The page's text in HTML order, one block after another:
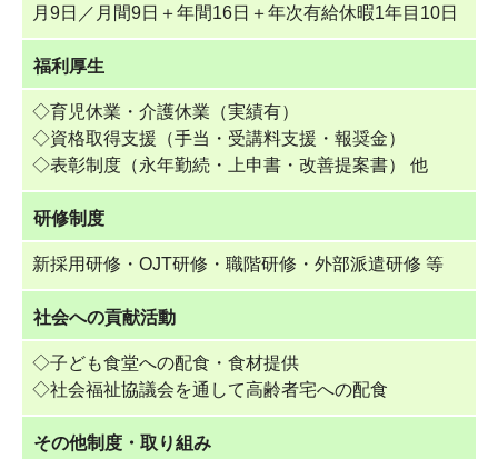
月9日／月間9日＋年間16日＋年次有給休暇1年目10日
福利厚生
◇育児休業・介護休業（実績有）
◇資格取得支援（手当・受講料支援・報奨金）
◇表彰制度（永年勤続・上申書・改善提案書） 他
研修制度
新採用研修・OJT研修・職階研修・外部派遣研修 等
社会への貢献活動
◇子ども食堂への配食・食材提供
◇社会福祉協議会を通して高齢者宅への配食
その他制度・取り組み